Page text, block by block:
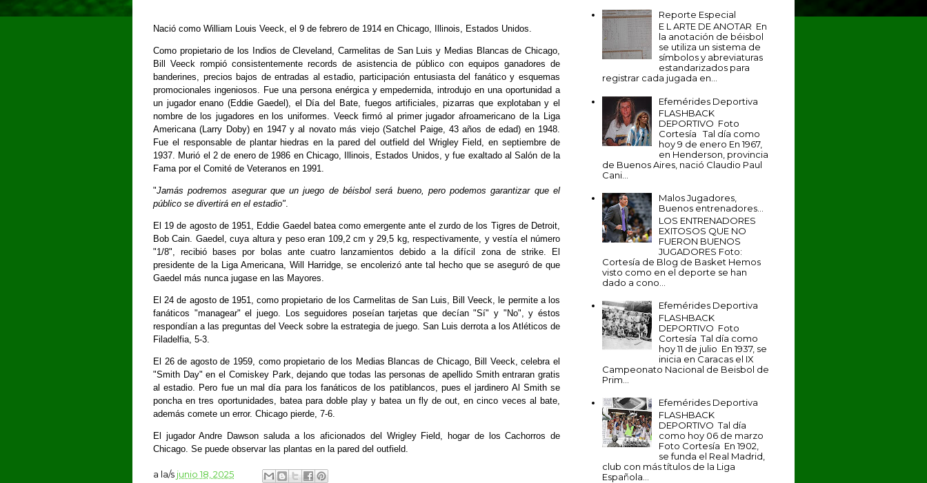
Nació como William Louis Veeck, el 9 de febrero de 1914 en Chicago, Illinois, Estados Unidos.
Como propietario de los Indios de Cleveland, Carmelitas de San Luis y Medias Blancas de Chicago,
Bill Veeck rompió consistentemente records de asistencia de público con equipos ganadores de
banderines, precios bajos de entradas al estadio, participación entusiasta del fanático y esquemas
promocionales ingeniosos. Fue una persona enérgica y empedernida, introdujo en una oportunidad a
un jugador enano (Eddie Gaedel), el Día del Bate, fuegos artificiales, pizarras que explotaban y el
nombre de los jugadores en los uniformes. Veeck firmó al primer jugador afroamericano de la Liga
Americana (Larry Doby) en 1947 y al novato más viejo (Satchel Paige, 43 años de edad) en 1948.
Fue el responsable de plantar hiedras en la pared del outfield del Wrigley Field, en septiembre de
1937. Murió el 2 de enero de 1986 en Chicago, Illinois, Estados Unidos, y fue exaltado al Salón de la
Fama por el Comité de Veteranos en 1991.
"Jamás podremos asegurar que un juego de béisbol será bueno, pero podemos garantizar que el
público se divertirá en el estadio".
El 19 de agosto de 1951, Eddie Gaedel batea como emergente ante el zurdo de los Tigres de Detroit,
Bob Cain. Gaedel, cuya altura y peso eran 109,2 cm y 29,5 kg, respectivamente, y vestía el número
"1/8", recibió bases por bolas ante cuatro lanzamientos debido a la difícil zona de strike. El
presidente de la Liga Americana, Will Harridge, se encolerizó ante tal hecho que se aseguró de que
Gaedel más nunca jugase en las Mayores.
El 24 de agosto de 1951, como propietario de los Carmelitas de San Luis, Bill Veeck, le permite a los
fanáticos "managear" el juego. Los seguidores poseían tarjetas que decían "Sí" y "No", y éstos
respondían a las preguntas del Veeck sobre la estrategia de juego. San Luis derrota a los Atléticos de
Filadelfia, 5-3.
El 26 de agosto de 1959, como propietario de los Medias Blancas de Chicago, Bill Veeck, celebra el
"Smith Day" en el Comiskey Park, dejando que todas las personas de apellido Smith entraran gratis
al estadio. Pero fue un mal día para los fanáticos de los patiblancos, pues el jardinero Al Smith se
poncha en tres oportunidades, batea para doble play y batea un fly de out, en cinco veces al bate,
además comete un error. Chicago pierde, 7-6.
El jugador Andre Dawson saluda a los aficionados del Wrigley Field, hogar de los Cachorros de
Chicago. Se puede observar las plantas en la pared del outfield.
a la/s junio 18, 2025
Reporte Especial
E L ARTE DE ANOTAR En
la anotación de béisbol
se utiliza un sistema de
símbolos y abreviaturas
estandarizados para
registrar cada jugada en...
Efemérides Deportiva
FLASHBACK
DEPORTIVO Foto
Cortesía Tal día como
hoy 9 de enero En 1967,
en Henderson, provincia
de Buenos Aires, nació Claudio Paul
Cani...
Malos Jugadores,
Buenos entrenadores...
LOS ENTRENADORES
EXITOSOS QUE NO
FUERON BUENOS
JUGADORES Foto:
Cortesía de Blog de Basket Hemos
visto como en el deporte se han
dado a cono...
Efemérides Deportiva
FLASHBACK
DEPORTIVO Foto
Cortesía Tal día como
hoy 11 de julio En 1937, se
inicia en Caracas el IX
Campeonato Nacional de Beisbol de
Prim...
Efemérides Deportiva
FLASHBACK
DEPORTIVO Tal día
como hoy 06 de marzo
Foto Cortesía En 1902,
se funda el Real Madrid,
club con más títulos de la Liga
Española...